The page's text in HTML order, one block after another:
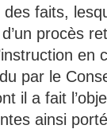
faits,
procès
en
par le
il a fait
ainsi